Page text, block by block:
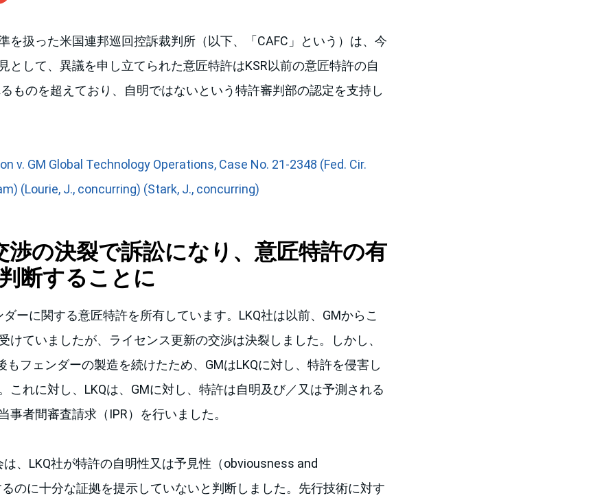
を扱った米国連邦巡回控訴裁判所（以下、「CAFC」という）は、今
として、異議を申し立てられた意匠特許はKSR以前の意匠特許の自
ものを超えており、自明ではないという特許審判部の認定を支持し
v. GM Global Technology Operations, Case No. 21-2348 (Fed. Cir.
(Lourie, J., concurring) (Stark, J., concurring)
渉の決裂で訴訟になり、意匠特許の有
断することに
ーに関する意匠特許を所有しています。LKQ社は以前、GMからこ
けていましたが、ライセンス更新の交渉は決裂しました。しかし、
もフェンダーの製造を続けたため、GMはLKQに対し、特許を侵害し
これに対し、LKQは、GMに対し、特許は自明及び／又は予測される
事者間審査請求（IPR）を行いました。
は、LKQ社が特許の自明性又は予見性（obviousness and
のに十分な証拠を提示していないと判断しました。先行技術に対す